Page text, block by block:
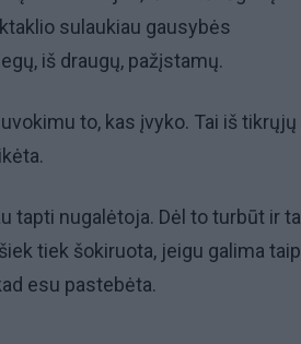
sulaukiau gausybės
iš draugų, pažįstamų.
to, kas įvyko. Tai iš tikrųjų
tapti nugalėtoja. Dėl to turbūt ir ta
tiek šokiruota, jeigu galima taip
esu pastebėta.